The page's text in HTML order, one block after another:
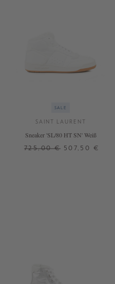
SALE
SAINT LAURENT
Sneaker 'SL/80 HT SN' Weiß
725,00 € 507,50 €